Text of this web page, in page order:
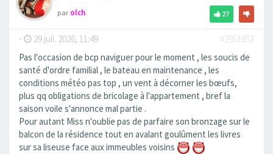
parolch 27
- 29 juil. 2026, 11:49
#2951853
Pas l'occasion de bcp naviguer pour le moment , les soucis de
santé d'ordre familial , le bateau en maintenance , les
conditions météo pas top , un vent à décorner les bœufs,
plus qq obligations de bricolage à l'appartement , bref la
saison voile s'annonce mal partie .
Pour autant Miss n'oublie pas de parfaire son bronzage sur le
balcon de la résidence tout en avalant goulûment les livres
sur sa liseuse face aux immeubles voisins